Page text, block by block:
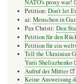
NATO's proxy war!
Petition: Don’t let
ai: Menschen in
Pax Christi: Den
Petition für den
Petition für ein
Tell the Ukrainian
Yurii Sheliazhenko
Aufruf der Mütter
Keine Ausweisung